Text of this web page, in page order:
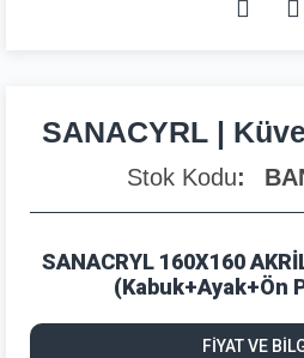
SANACYRL |
Stok Kodu
SANACRYL 160X160
(Kabuk+Ayak+Ön
FİYAT VE